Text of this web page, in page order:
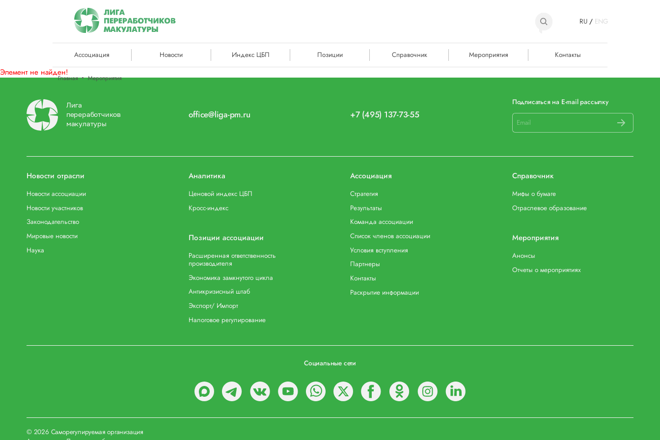
RU/ ENG
Ассоциация Новости Индекс ЦБП Позиции Справочник Мероприятия Контакты
Главная Мероприятия
Элемент не найден!
Лига
переработчиков
макулатуры
office@liga-pm.ru +7 (495) 137-73-55
Подписаться на E-mail рассылку
Новости отрасли
Новости ассоциации
Новости участников
Законодательство
Мировые новости
Наука
Аналитика
Ценовой индекс ЦБП
Кросс-индекс
Позиции ассоциации
Расширенная ответственность
производителя
Экономика замкнутого цикла
Антикризисный штаб
Экспорт/ Импорт
Налоговое регулирование
Ассоциация
Стратегия
Результаты
Команда ассоциации
Список членов ассоциации
Условия вступления
Партнеры
Контакты
Раскрытие информации
Справочник
Мифы о бумаге
Отраслевое образование
Мероприятия
Анонсы
Отчеты о мероприятиях
Социальные сети
© 2026 Саморегулируемая организация